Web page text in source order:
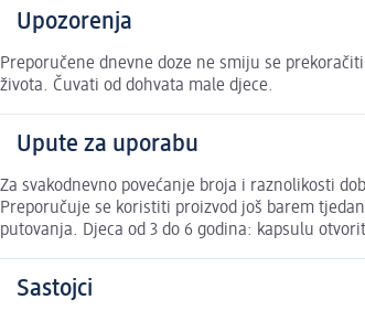
Upozorenja
Preporučene dnevne doze ne smiju se
života. Čuvati od dohvata male djece.
Upute za uporabu
Za svakodnevno povećanje broja i raznolikosti
Preporučuje se koristiti proizvod još barem
putovanja. Djeca od 3 do 6 godina: kapsulu
Sastojci